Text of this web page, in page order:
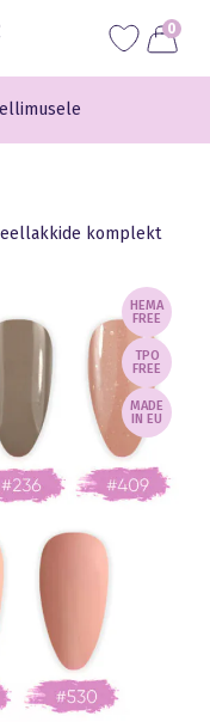
0
komplekt
HEMA
FREE
TPO
FREE
MADE
IN EU